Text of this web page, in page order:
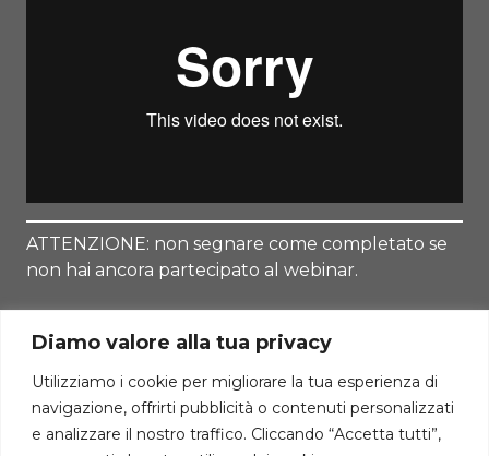
Diamo valore alla tua privacy
Utilizziamo i cookie per migliorare la tua esperienza di
navigazione, offrirti pubblicità o contenuti personalizzati
e analizzare il nostro traffico. Cliccando “Accetta tutti”,
ATTENZIONE: non segnare come completato se
non hai ancora partecipato al webinar.
Torna alla Lezione